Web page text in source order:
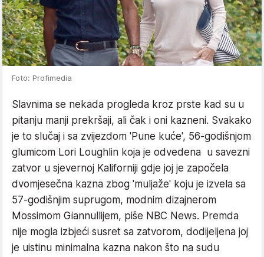
Foto: Profimedia
Slavnima se nekada progleda kroz prste kad su u
pitanju manji prekršaji, ali čak i oni kazneni. Svakako
je to slučaj i sa zvijezdom 'Pune kuće', 56-godišnjom
glumicom Lori Loughlin koja je odvedena u savezni
zatvor u sjevernoj Kaliforniji gdje joj je započela
dvomjesečna kazna zbog 'muljaže' koju je izvela sa
57-godišnjim suprugom, modnim dizajnerom
Mossimom Giannullijem, piše NBC News. Premda
nije mogla izbjeći susret sa zatvorom, dodijeljena joj
je uistinu minimalna kazna nakon što na sudu